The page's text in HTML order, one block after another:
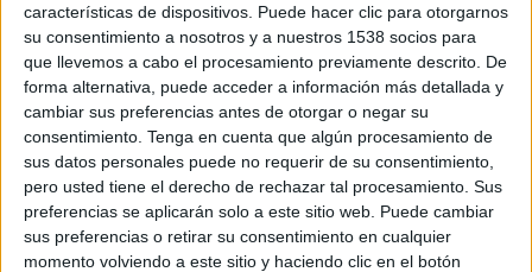
características de dispositivos. Puede hacer clic para otorgarnos
su consentimiento a nosotros y a nuestros 1538 socios para
que llevemos a cabo el procesamiento previamente descrito. De
forma alternativa, puede acceder a información más detallada y
cambiar sus preferencias antes de otorgar o negar su
consentimiento. Tenga en cuenta que algún procesamiento de
sus datos personales puede no requerir de su consentimiento,
pero usted tiene el derecho de rechazar tal procesamiento. Sus
preferencias se aplicarán solo a este sitio web. Puede cambiar
sus preferencias o retirar su consentimiento en cualquier
momento volviendo a este sitio y haciendo clic en el botón
Laurence Hansen, 41 años, diplomada por la
ESSEC (Escuela Superior de las Ciencias
Económicas y Comerciales). Tras varias
experiencias en las áreas de comercio y
marketing en los sectores agroalimentario
(Mondelez) y textil (Petit Bateau), se incorporó a
Groupe PSA en 2011, donde continuó
desarrollando su labor en comercio y marketing
en Francia y en internacional.